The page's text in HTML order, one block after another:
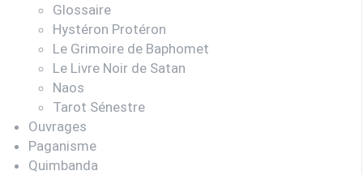
Glossaire
Hystéron Protéron
Le Grimoire de Baphomet
Le Livre Noir de Satan
Naos
Tarot Sénestre
Ouvrages
Paganisme
Quimbanda